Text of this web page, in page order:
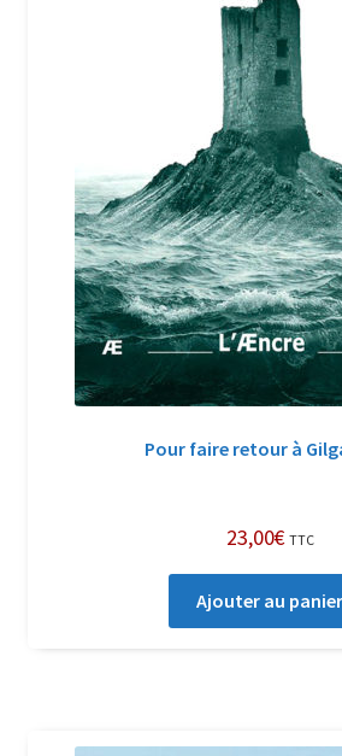
Politique de confidentialité et cookies
Qui sommes-nous ?
Soutien à Philippe Randa
Suivi de la Commande
Pour faire retour à
23,00€ TTC
Ajouter au panier